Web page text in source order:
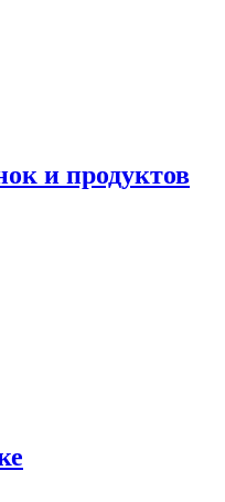
и продуктов